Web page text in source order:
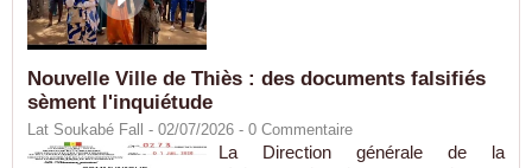
Nouvelle Ville de Thiès : des documents falsifiés
sèment l'inquiétude
Lat Soukabé Fall - 02/07/2026 - 0 Commentaire
La Direction générale de la